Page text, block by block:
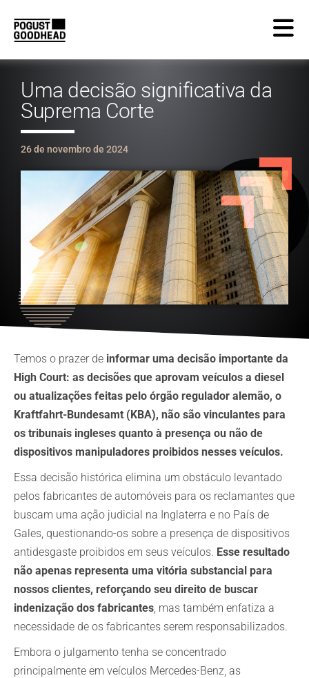
Uma decisão significativa da
Suprema Corte
26 de novembro de 2024
Temos o prazer de informar uma decisão importante da
High Court: as decisões que aprovam veículos a diesel
ou atualizações feitas pelo órgão regulador alemão, o
Kraftfahrt-Bundesamt (KBA), não são vinculantes para
os tribunais ingleses quanto à presença ou não de
dispositivos manipuladores proibidos nesses veículos.
Essa decisão histórica elimina um obstáculo levantado
pelos fabricantes de automóveis para os reclamantes que
buscam uma ação judicial na Inglaterra e no País de
Gales, questionando-os sobre a presença de dispositivos
antidesgaste proibidos em seus veículos. Esse resultado
não apenas representa uma vitória substancial para
nossos clientes, reforçando seu direito de buscar
indenização dos fabricantes, mas também enfatiza a
necessidade de os fabricantes serem responsabilizados.
Embora o julgamento tenha se concentrado
principalmente em veículos Mercedes-Benz, as